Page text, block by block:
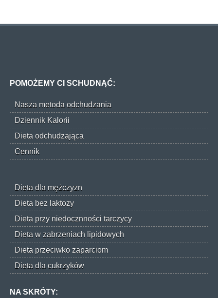
POMOŻEMY CI SCHUDNĄĆ:
Nasza metoda odchudzania
Dziennik Kalorii
Dieta odchudzająca
Cennik
Dieta dla mężczyzn
Dieta bez laktozy
Dieta przy niedocznności tarczycy
Dieta w zabrzeniach lipidowych
Dieta przeciwko zaparciom
Dieta dla cukrzyków
NA SKRÓTY: